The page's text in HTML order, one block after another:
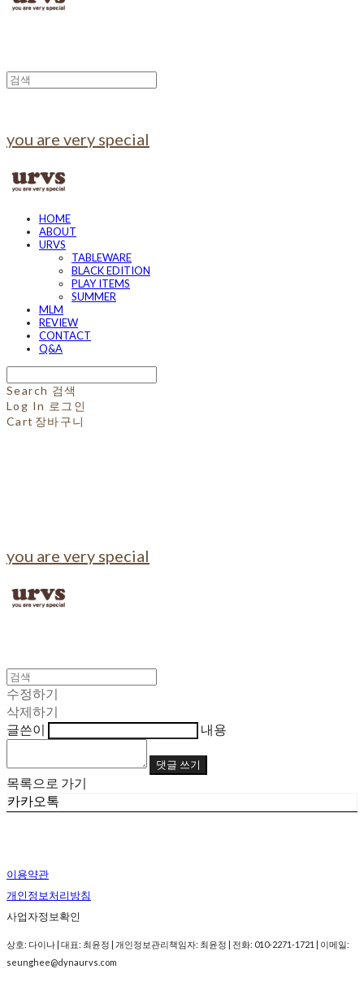
you are very special
HOME
ABOUT
URVS
TABLEWARE
BLACK EDITION
PLAY ITEMS
SUMMER
MLM
REVIEW
CONTACT
Q&A
Search 검색
Log In 로그인
Cart 장바구니
you are very special
수정하기
삭제하기
글쓴이
내용
댓글 쓰기
목록으로 가기
카카오톡
이용약관
개인정보처리방침
사업자정보확인
상호: 다이나 | 대표: 최윤정 | 개인정보관리책임자: 최윤정 | 전화: 010-2271-1721 | 이메일:
seunghee@dynaurvs.com